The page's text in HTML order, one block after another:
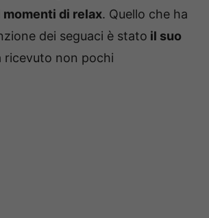
di relax. Quello che ha
dei seguaci è stato il suo
ricevuto non pochi